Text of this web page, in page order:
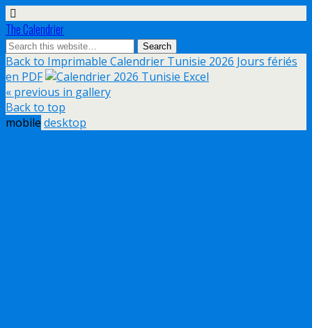
The Calendrier
Back to Imprimable Calendrier Tunisie 2026 Jours fériés
en PDF
« previous in gallery
Back to top
mobile desktop